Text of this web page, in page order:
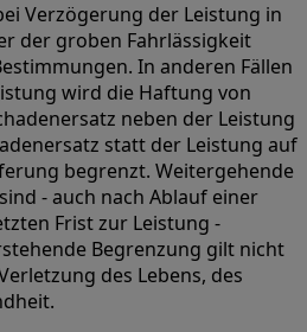
Verzögerung der Leistung in
der groben Fahrlässigkeit
In anderen Fällen
wird die Haftung von
neben der Leistung
statt der Leistung auf
begrenzt. Weitergehende
- auch nach Ablauf einer
Frist zur Leistung -
Begrenzung gilt nicht
des Lebens, des